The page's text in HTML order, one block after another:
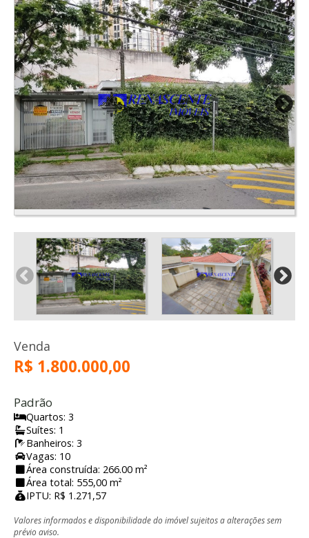
Venda
R$ 1.800.000,00
Padrão
Quartos: 3
Suítes: 1
Banheiros: 3
Vagas: 10
Área construída: 266.00 m²
Área total: 555,00 m²
IPTU: R$ 1.271,57
Valores informados e disponibilidade do imóvel sujeitos a alterações sem
prévio aviso.